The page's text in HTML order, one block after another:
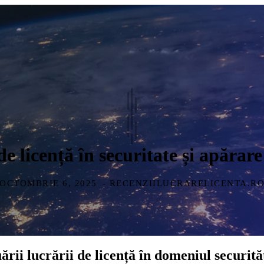
licență în securitate și
OCTOMBRIE 6, 2025 - RECENZIILUCRARELICENTA.RO
lucrării de licență în domeniul